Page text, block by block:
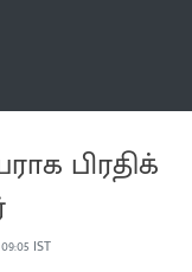
பிரதிக்
IST